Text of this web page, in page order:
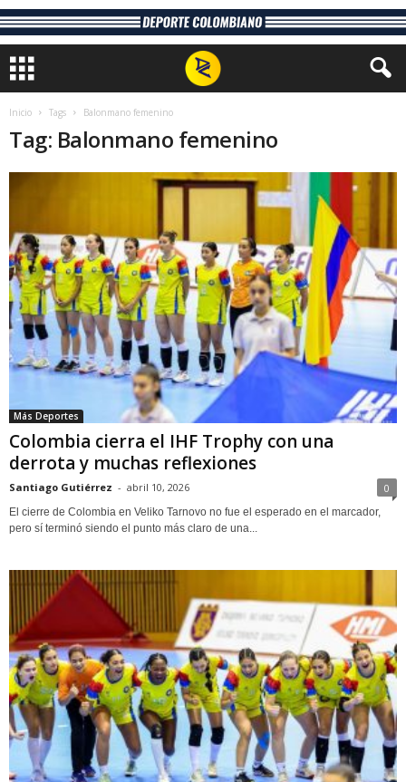
Inicio Tags Balonmano femenino
Tag: Balonmano femenino
Más Deportes
Colombia cierra el IHF Trophy con una
derrota y muchas reflexiones
Santiago Gutiérrez - abril 10, 2026 0
El cierre de Colombia en Veliko Tarnovo no fue el esperado en el marcador,
pero sí terminó siendo el punto más claro de una...